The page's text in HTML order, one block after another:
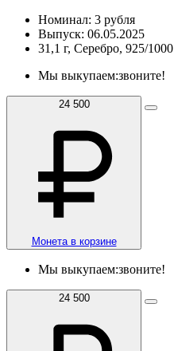
Номинал: 3 рубля
Выпуск: 06.05.2025
31,1 г, Серебро, 925/1000
Мы выкупаем:звоните!
24 500
Монета в корзине
Мы выкупаем:звоните!
24 500